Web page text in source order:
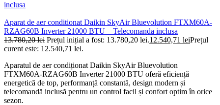
Aparat de aer conditionat Daikin SkyAir Bluevolution FTXM60A-
RZAG60B Inverter 21000 BTU – Telecomanda inclusa
13.780,20lei Prețul inițial a fost: 13.780,20 lei.12.540,71 leiPrețul
curent este: 12.540,71 lei.
Aparatul de aer condiționat Daikin SkyAir Bluevolution
FTXM60A-RZAG60B Inverter 21000 BTU oferă eficiență
energetică de top, performanță constantă, design modern și
telecomandă inclusă pentru un control facil și confort optim în orice
sezon.